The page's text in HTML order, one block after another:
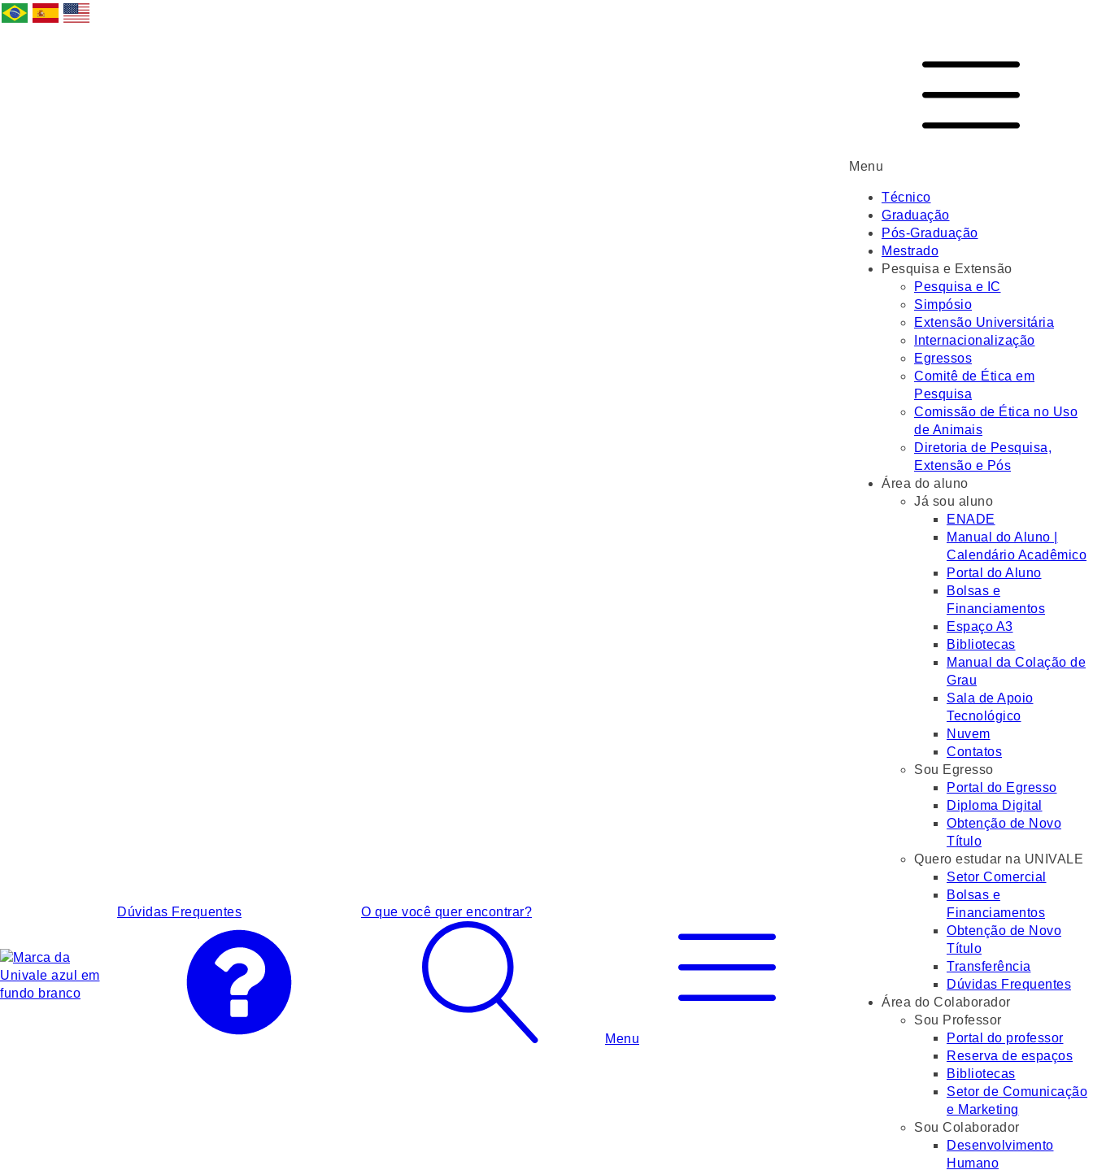
Dúvidas Frequentes O que você quer encontrar?
Menu
Menu
Técnico
Graduação
Pós-Graduação
Mestrado
Pesquisa e Extensão
Pesquisa e IC
Simpósio
Extensão Universitária
Internacionalização
Egressos
Comitê de Ética em
Pesquisa
Comissão de Ética no Uso
de Animais
Diretoria de Pesquisa,
Extensão e Pós
Área do aluno
Já sou aluno
ENADE
Manual do Aluno |
Calendário Acadêmico
Portal do Aluno
Bolsas e
Financiamentos
Espaço A3
Bibliotecas
Manual da Colação de
Grau
Sala de Apoio
Tecnológico
Nuvem
Contatos
Sou Egresso
Portal do Egresso
Diploma Digital
Obtenção de Novo
Título
Quero estudar na UNIVALE
Setor Comercial
Bolsas e
Financiamentos
Obtenção de Novo
Título
Transferência
Dúvidas Frequentes
Área do Colaborador
Sou Professor
Portal do professor
Reserva de espaços
Bibliotecas
Setor de Comunicação
e Marketing
Sou Colaborador
Desenvolvimento
Humano